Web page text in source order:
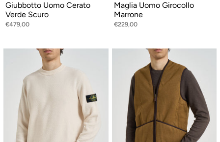
Giubbotto Uomo Cerato
Verde Scuro
€479,00
Maglia Uomo Girocollo
Marrone
€229,00